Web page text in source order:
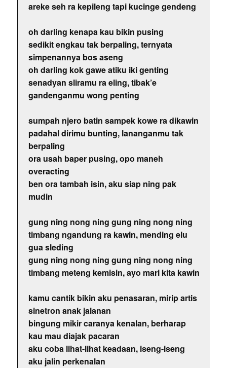
areke seh ra kepileng tapi kucinge gendeng
oh darling kenapa kau bikin pusing
sedikit engkau tak berpaling, ternyata
simpenannya bos aseng
oh darling kok gawe atiku iki genting
senadyan sliramu ra eling, tibak’e
gandenganmu wong penting
sumpah njero batin sampek kowe ra dikawin
padahal dirimu bunting, lananganmu tak
berpaling
ora usah baper pusing, opo maneh
overacting
ben ora tambah isin, aku siap ning pak
mudin
gung ning nong ning gung ning nong ning
timbang ngandung ra kawin, mending elu
gua sleding
gung ning nong ning gung ning nong ning
timbang meteng kemisin, ayo mari kita kawin
kamu cantik bikin aku penasaran, mirip artis
sinetron anak jalanan
bingung mikir caranya kenalan, berharap
kau mau diajak pacaran
aku coba lihat-lihat keadaan, iseng-iseng
aku jalin perkenalan